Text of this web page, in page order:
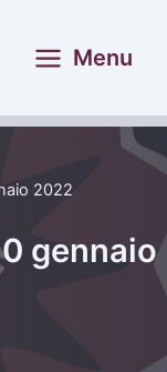
Menu
2022
gennaio